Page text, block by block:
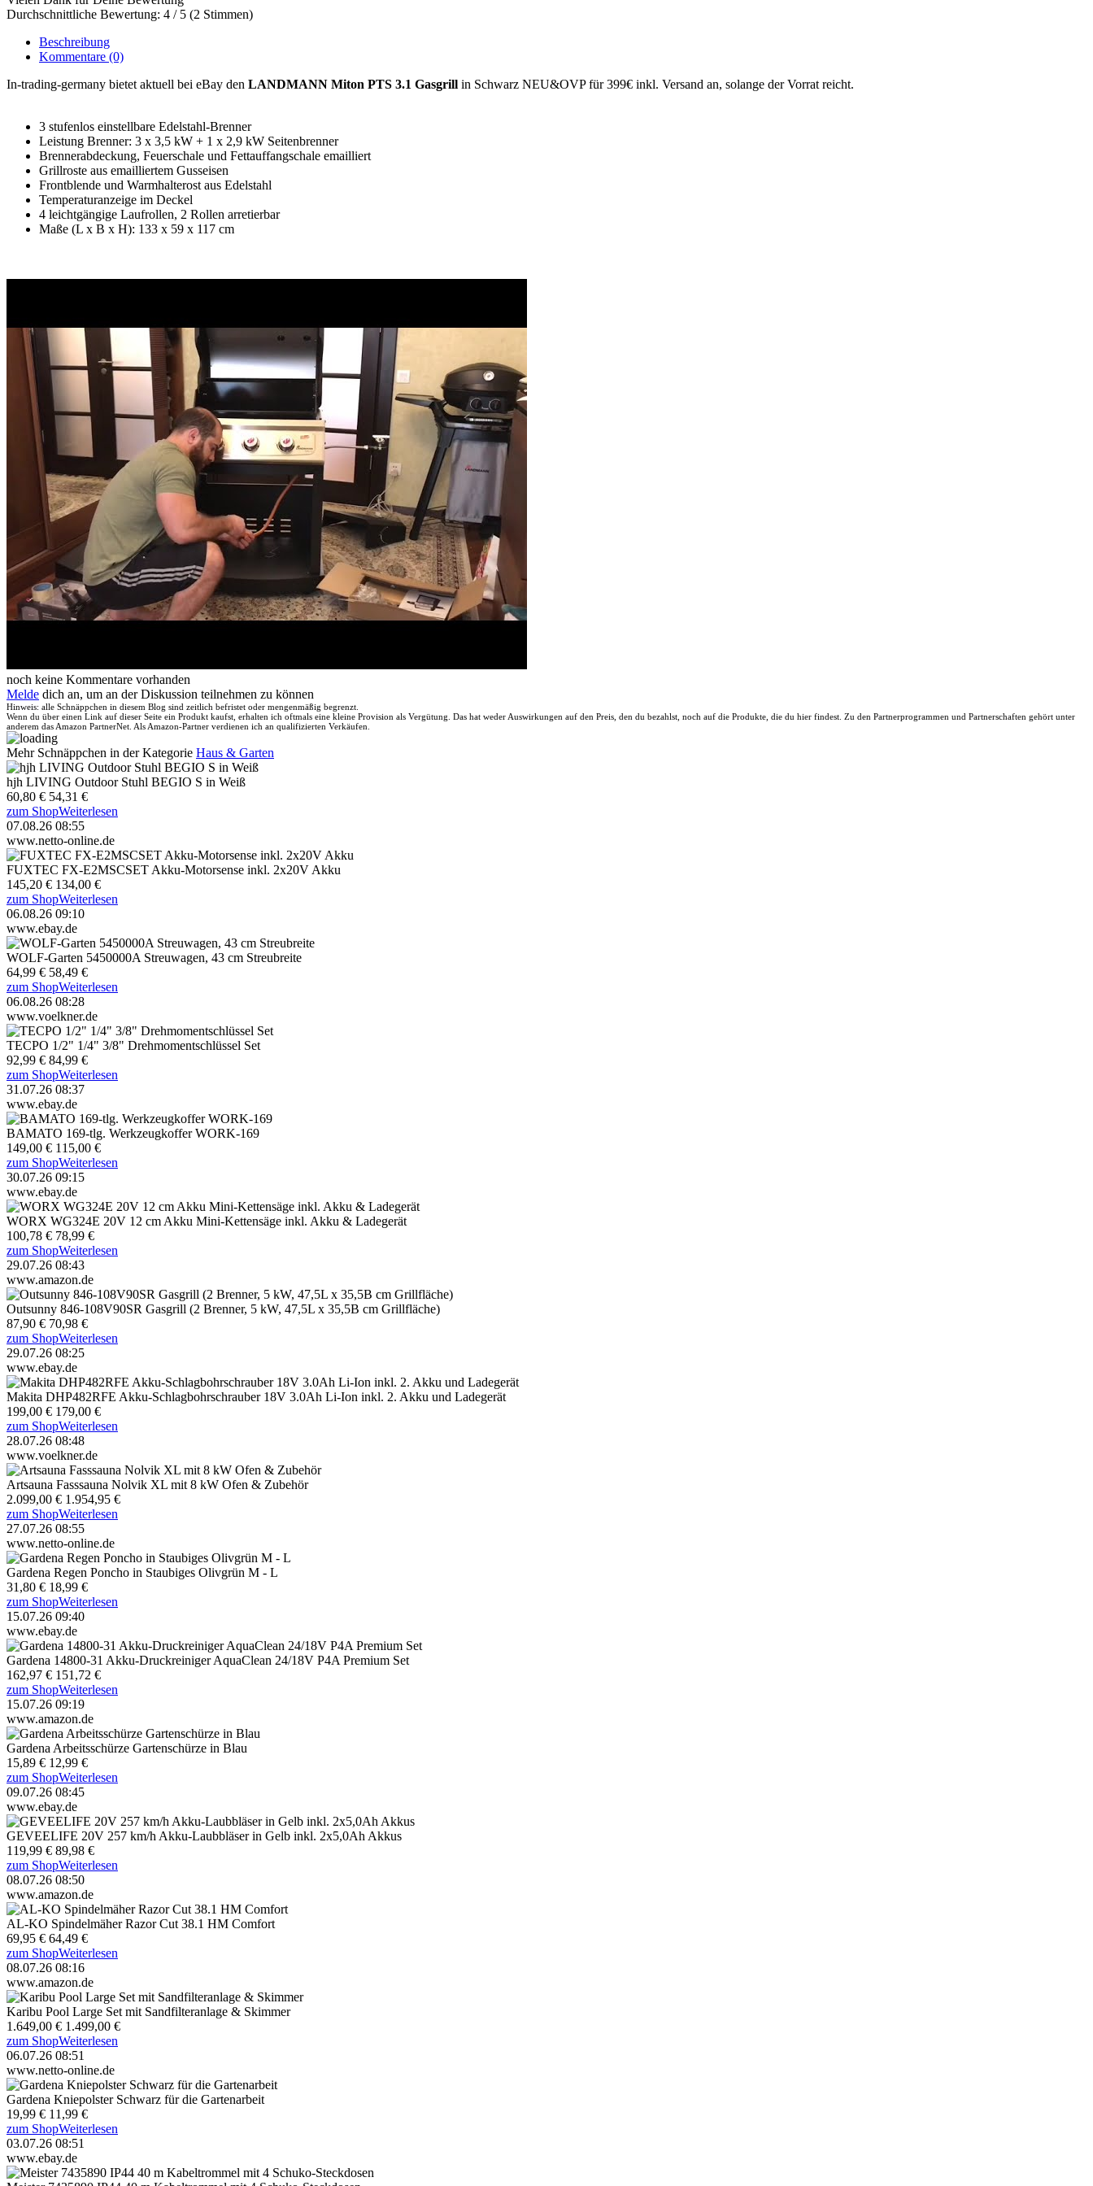
Durchschnittliche Bewertung: 4 / 5 (2 Stimmen)
Beschreibung
Kommentare (0)
In-trading-germany bietet aktuell bei eBay den LANDMANN Miton PTS 3.1 Gasgrill in Schwarz NEU&OVP für 399€ inkl. Versand an, solange der Vorrat reicht.
3 stufenlos einstellbare Edelstahl-Brenner
Leistung Brenner: 3 x 3,5 kW + 1 x 2,9 kW Seitenbrenner
Brennerabdeckung, Feuerschale und Fettauffangschale emailliert
Grillroste aus emailliertem Gusseisen
Frontblende und Warmhalterost aus Edelstahl
Temperaturanzeige im Deckel
4 leichtgängige Laufrollen, 2 Rollen arretierbar
Maße (L x B x H): 133 x 59 x 117 cm
noch keine Kommentare vorhanden
Melde dich an, um an der Diskussion teilnehmen zu können
Hinweis: alle Schnäppchen in diesem Blog sind zeitlich befristet oder mengenmäßig begrenzt.
Wenn du über einen Link auf dieser Seite ein Produkt kaufst, erhalten ich oftmals eine kleine Provision als Vergütung. Das hat weder Auswirkungen auf den Preis, den du bezahlst, noch auf die Produkte, die du hier findest. Zu den Partnerprogrammen und Partnerschaften gehört unter
anderem das Amazon PartnerNet. Als Amazon-Partner verdienen ich an qualifizierten Verkäufen.
Mehr Schnäppchen in der Kategorie Haus & Garten
hjh LIVING Outdoor Stuhl BEGIO S in Weiß
60,80 € 54,31 €
zum ShopWeiterlesen
07.08.26 08:55
www.netto-online.de
FUXTEC FX-E2MSCSET Akku-Motorsense inkl. 2x20V Akku
145,20 € 134,00 €
zum ShopWeiterlesen
06.08.26 09:10
www.ebay.de
WOLF-Garten 5450000A Streuwagen, 43 cm Streubreite
64,99 € 58,49 €
zum ShopWeiterlesen
06.08.26 08:28
www.voelkner.de
TECPO 1/2" 1/4" 3/8" Drehmomentschlüssel Set
92,99 € 84,99 €
zum ShopWeiterlesen
31.07.26 08:37
www.ebay.de
BAMATO 169-tlg. Werkzeugkoffer WORK-169
149,00 € 115,00 €
zum ShopWeiterlesen
30.07.26 09:15
www.ebay.de
WORX WG324E 20V 12 cm Akku Mini-Kettensäge inkl. Akku & Ladegerät
100,78 € 78,99 €
zum ShopWeiterlesen
29.07.26 08:43
www.amazon.de
Outsunny 846-108V90SR Gasgrill (2 Brenner, 5 kW, 47,5L x 35,5B cm Grillfläche)
87,90 € 70,98 €
zum ShopWeiterlesen
29.07.26 08:25
www.ebay.de
Makita DHP482RFE Akku-Schlagbohrschrauber 18V 3.0Ah Li-Ion inkl. 2. Akku und Ladegerät
199,00 € 179,00 €
zum ShopWeiterlesen
28.07.26 08:48
www.voelkner.de
Artsauna Fasssauna Nolvik XL mit 8 kW Ofen & Zubehör
2.099,00 € 1.954,95 €
zum ShopWeiterlesen
27.07.26 08:55
www.netto-online.de
Gardena Regen Poncho in Staubiges Olivgrün M - L
31,80 € 18,99 €
zum ShopWeiterlesen
15.07.26 09:40
www.ebay.de
Gardena 14800-31 Akku-Druckreiniger AquaClean 24/18V P4A Premium Set
162,97 € 151,72 €
zum ShopWeiterlesen
15.07.26 09:19
www.amazon.de
Gardena Arbeitsschürze Gartenschürze in Blau
15,89 € 12,99 €
zum ShopWeiterlesen
09.07.26 08:45
www.ebay.de
GEVEELIFE 20V 257 km/h Akku-Laubbläser in Gelb inkl. 2x5,0Ah Akkus
119,99 € 89,98 €
zum ShopWeiterlesen
08.07.26 08:50
www.amazon.de
AL-KO Spindelmäher Razor Cut 38.1 HM Comfort
69,95 € 64,49 €
zum ShopWeiterlesen
08.07.26 08:16
www.amazon.de
Karibu Pool Large Set mit Sandfilteranlage & Skimmer
1.649,00 € 1.499,00 €
zum ShopWeiterlesen
06.07.26 08:51
www.netto-online.de
Gardena Kniepolster Schwarz für die Gartenarbeit
19,99 € 11,99 €
zum ShopWeiterlesen
03.07.26 08:51
www.ebay.de